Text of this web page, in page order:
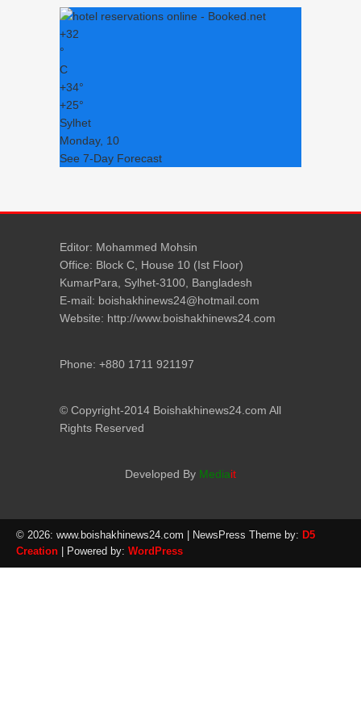
+32
°
C
+34°
+25°
Sylhet
Monday, 10
See 7-Day Forecast
Editor: Mohammed Mohsin
Office: Block C, House 10 (Ist Floor)
KumarPara, Sylhet-3100, Bangladesh
E-mail: boishakhinews24@hotmail.com
Website: http://www.boishakhinews24.com
Phone: +880 1711 921197
© Copyright-2014 Boishakhinews24.com All
Rights Reserved
Developed By Mediait
© 2026: www.boishakhinews24.com | NewsPress Theme by: D5
Creation | Powered by: WordPress